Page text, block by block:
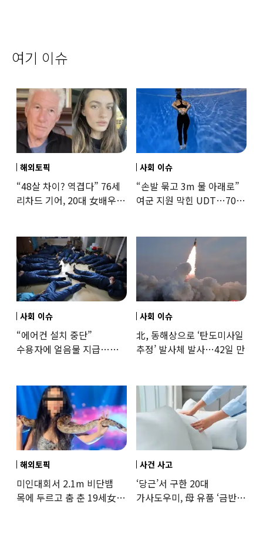
여기 이슈
해외토픽
“48살 차이? 역겹다” 76세
리차드 기어, 20대 女배우와
사회 이슈
“손발 묶고 3m 물 아래로”
여군 지원 막힌 UDT…707
사회 이슈
“에어컨 설치 중단”
수용자에 얼음물 지급…
사회 이슈
北, 동해상으로 ‘탄도미사일
추정’ 발사체 발사…42일 만
해외토픽
미인대회서 2.1m 비단뱀
목에 두르고 춤 춘 19세女
사건 사고
‘당근’서 구한 20대
가사도우미, 母 유품 ‘금반지